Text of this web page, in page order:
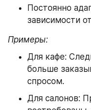
Постоянно
зависимости
Примеры:
Для кафе:
больше
спросом.
Для салонов: